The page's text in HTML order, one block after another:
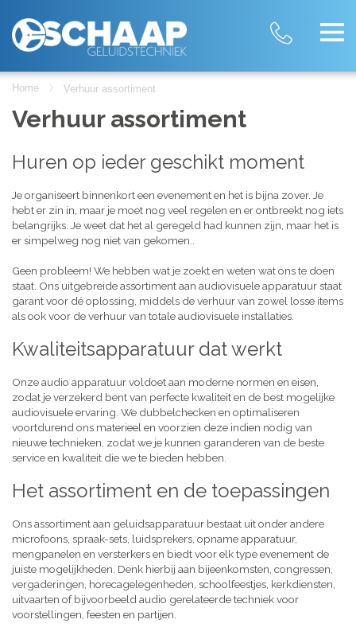
Home Verhuur assortiment
Verhuur assortiment
Huren op ieder geschikt moment
Je organiseert binnenkort een evenement en het is bijna zover. Je
hebt er zin in, maar je moet nog veel regelen en er ontbreekt nog iets
belangrijks. Je weet dat het al geregeld had kunnen zijn, maar het is
er simpelweg nog niet van gekomen..
Geen probleem! We hebben wat je zoekt en weten wat ons te doen
staat. Ons uitgebreide assortiment aan audiovisuele apparatuur staat
garant voor dé oplossing, middels de verhuur van zowel losse items
als ook voor de verhuur van totale audiovisuele installaties.
Kwaliteitsapparatuur dat werkt
Onze audio apparatuur voldoet aan moderne normen en eisen,
zodat je verzekerd bent van perfecte kwaliteit en de best mogelijke
audiovisuele ervaring. We dubbelchecken en optimaliseren
voortdurend ons materieel en voorzien deze indien nodig van
nieuwe technieken, zodat we je kunnen garanderen van de beste
service en kwaliteit die we te bieden hebben.
Het assortiment en de toepassingen
Ons assortiment aan geluidsapparatuur bestaat uit onder andere
microfoons, spraak-sets, luidsprekers, opname apparatuur,
mengpanelen en versterkers en biedt voor elk type evenement de
juiste mogelijkheden. Denk hierbij aan bijeenkomsten, congressen,
vergaderingen, horecagelegenheden, schoolfeestjes, kerkdiensten,
uitvaarten of bijvoorbeeld audio gerelateerde techniek voor
voorstellingen, feesten en partijen.